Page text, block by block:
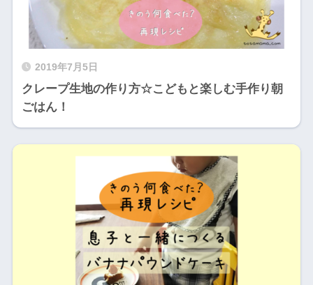
2019年7月5日
クレープ生地の作り方☆こどもと楽しむ手作り朝
ごはん！